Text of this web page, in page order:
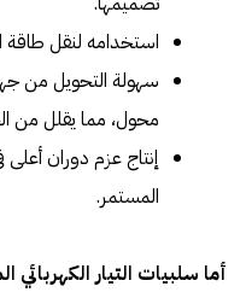
استخدامه لنقل طاقة
سهولة التحويل من
محول، مما يقلل من
إنتاج عزم دوران أعلى
المستمر.
أما سلبيات التيار الكهربائي